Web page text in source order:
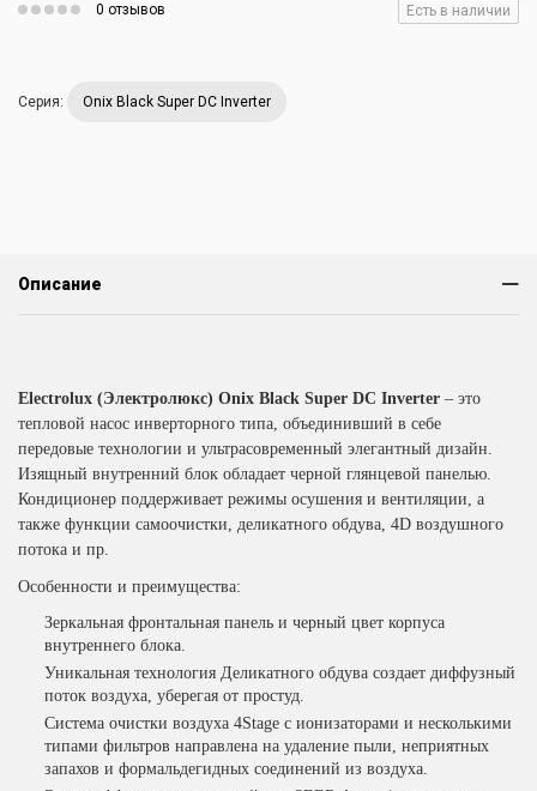
0 отзывов Есть в наличии
Серия: Onix Black Super DC Inverter
Описание
Electrolux (Электролюкс) Onix Black Super DC Inverter – это
тепловой насос инверторного типа, объединивший в себе
передовые технологии и ультрасовременный элегантный дизайн.
Изящный внутренний блок обладает черной глянцевой панелью.
Кондиционер поддерживает режимы осушения и вентиляции, а
также функции самоочистки, деликатного обдува, 4D воздушного
потока и пр.
Особенности и преимущества:
Зеркальная фронтальная панель и черный цвет корпуса
внутреннего блока.
Уникальная технология Деликатного обдува создает диффузный
поток воздуха, уберегая от простуд.
Система очистки воздуха 4Stage с ионизаторами и несколькими
типами фильтров направлена на удаление пыли, неприятных
запахов и формальдегидных соединений из воздуха.